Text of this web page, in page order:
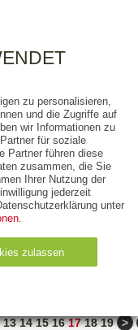
13 14 15 16 17 18 19 >
zu personalisieren,
und die Zugriffe auf
wir Informationen zu
für soziale
Partner führen diese
zusammen, die Sie
Ihrer Nutzung der
jederzeit
unter
zulassen